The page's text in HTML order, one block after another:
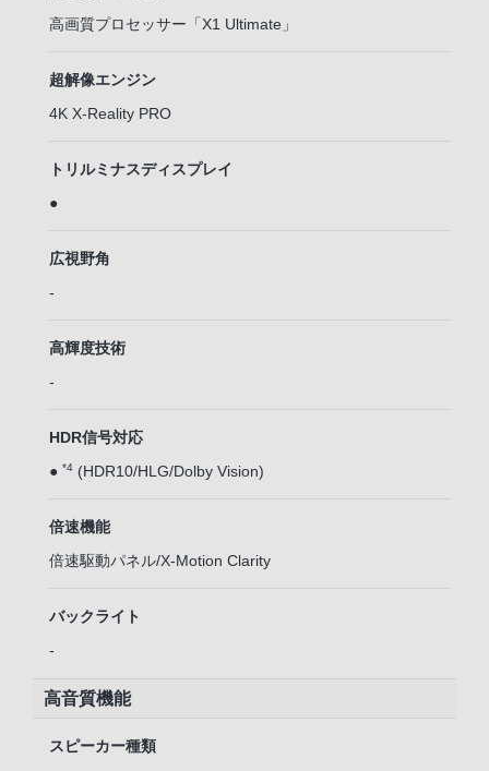
高画質プロセッサー「X1 Ultimate」
超解像エンジン
4K X-Reality PRO
トリルミナスディスプレイ
●
広視野角
-
高輝度技術
-
HDR信号対応
● *4 (HDR10/HLG/Dolby Vision)
倍速機能
倍速駆動パネル/X-Motion Clarity
バックライト
-
高音質機能
スピーカー種類